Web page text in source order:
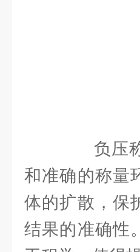
负压称
和准确的称量
体的扩散，保
结果的准确性